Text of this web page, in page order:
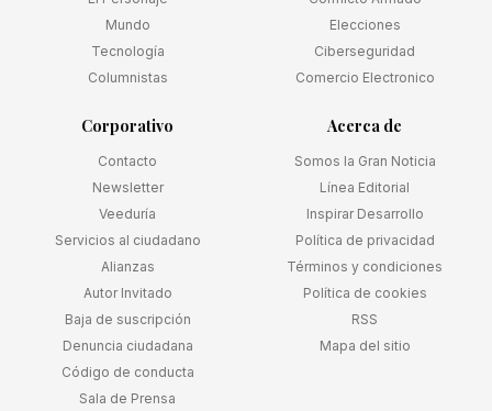
Mundo
Tecnología
Columnistas
Elecciones
Ciberseguridad
Comercio Electronico
Corporativo
Contacto
Newsletter
Veeduría
Servicios al ciudadano
Alianzas
Autor Invitado
Baja de suscripción
Denuncia ciudadana
Código de conducta
Sala de Prensa
Acerca de
Somos la Gran Noticia
Línea Editorial
Inspirar Desarrollo
Política de privacidad
Términos y condiciones
Política de cookies
RSS
Mapa del sitio